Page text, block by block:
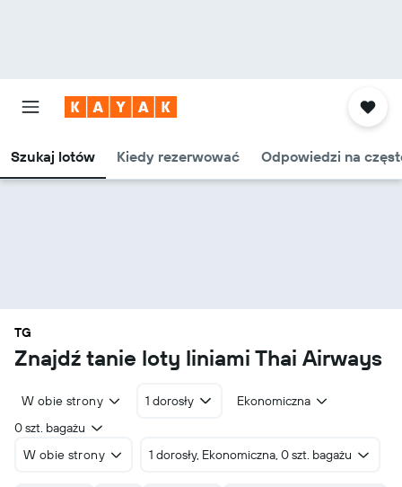
Szukaj lotów Kiedy rezerwować Odpowiedzi na
TG
Znajdź tanie loty liniami Thai Airways
W obie strony 1 dorosły
Ekonomiczna
0 szt. bagażu
W obie strony
1 dorosły, Ekonomiczna, 0 szt. bagażu